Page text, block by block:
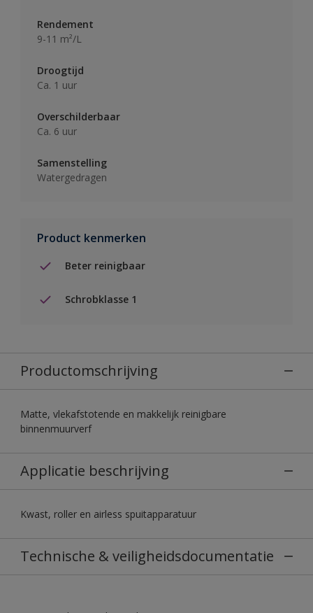
Rendement
9-11 m²/L
Droogtijd
Ca. 1 uur
Overschilderbaar
Ca. 6 uur
Samenstelling
Watergedragen
Product kenmerken
Beter reinigbaar
Schrobklasse 1
Productomschrijving
Matte, vlekafstotende en makkelijk reinigbare
binnenmuurverf
Applicatie beschrijving
Kwast, roller en airless spuitapparatuur
Technische & veiligheidsdocumentatie